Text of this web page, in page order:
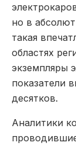
но в
такая
областях
экземпляры
показатели
десятков.
Аналитики